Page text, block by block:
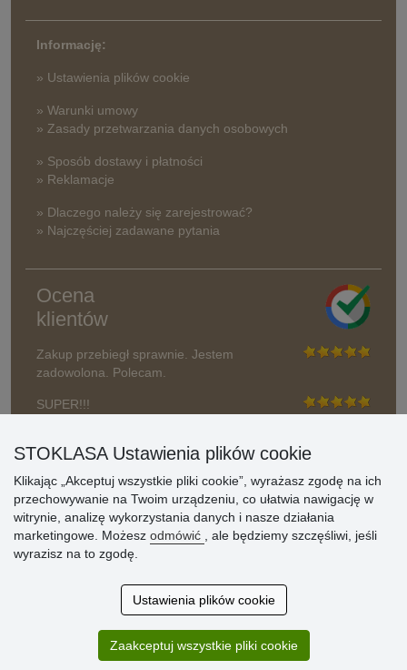
Informację:
» Ustawienia plików cookie
» Warunki umowy
» Zasady przetwarzania danych osobowych
» Sposób dostawy i płatności
» Reklamacje
» Dlaczego należy się zarejestrować?
» Najczęściej zadawane pytania
Ocena
klientów
Zakup przebiegł sprawnie. Jestem
zadowolona. Polecam.
SUPER!!!
Aktualnie 1804 recenzji
© Stoklasa textilní galanterie s.r.o. 2026.
STOKLASA Ustawienia plików cookie
Klikając „Akceptuj wszystkie pliki cookie”, wyrażasz zgodę na ich
przechowywanie na Twoim urządzeniu, co ułatwia nawigację w
witrynie, analizę wykorzystania danych i nasze działania
marketingowe. Możesz odmówić
, ale będziemy szczęśliwi, jeśli
wyrazisz na to zgodę.
Ustawienia plików cookie
Zaakceptuj wszystkie pliki cookie